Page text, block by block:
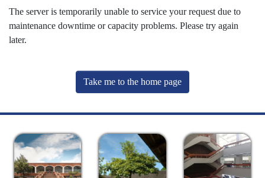
The server is temporarily unable to service your request due to
maintenance downtime or capacity problems. Please try again
later.
Take me to the home page